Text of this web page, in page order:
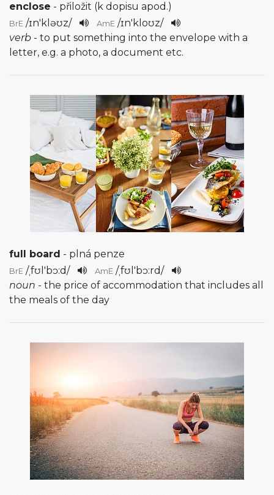
enclose - přiložit (k dopisu apod.)
BrE /ɪn'kləʊz/ AmE /ɪn'kloʊz/
verb - to put something into the envelope with a
letter, e.g. a photo, a document etc.
full board - plná penze
BrE /ˌfʊl'bɔ:d/ AmE /ˌfʊl'bɔ:rd/
noun - the price of accommodation that includes all
the meals of the day